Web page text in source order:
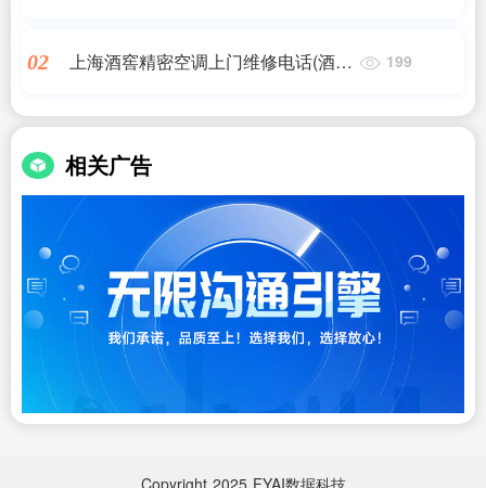
02
上海酒窖精密空调上门维修电话(酒窖
199
相关广告
Copyright 2025 FYAI数据科技